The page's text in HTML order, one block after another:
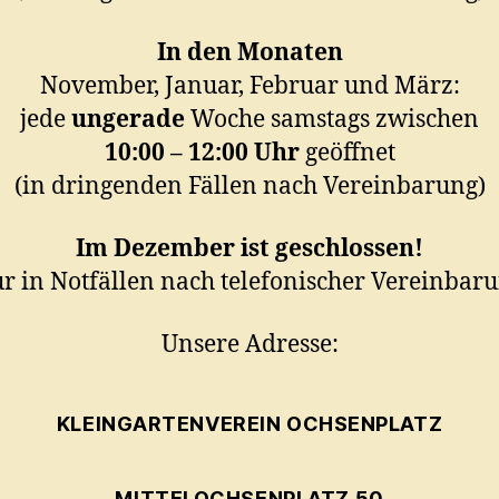
In den Monaten
November, Januar, Februar und März:
jedeungeradeWoche samstags zwischen
10:00 – 12:00 Uhrgeöffnet
(in dringenden Fällen nach Vereinbarung)
Im Dezember ist geschlossen!
in Notfällen nach telefonischer
Unsere Adresse:
KLEINGARTENVEREIN OCHSENPLATZ